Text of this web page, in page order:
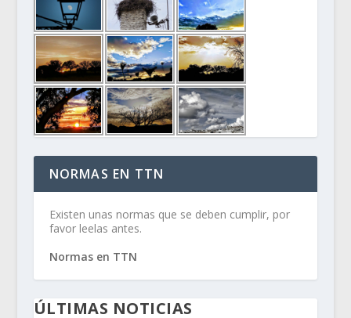
NORMAS EN TTN
Existen unas normas que se deben cumplir, por
favor leelas antes.
Normas en TTN
ÚLTIMAS NOTICIAS